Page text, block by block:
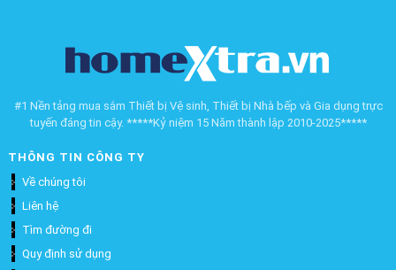
#1 Nền tảng mua sắm Thiết bị Vệ sinh, Thiết bị Nhà bếp và Gia dụng trực
tuyến đáng tin cậy. *****Kỷ niệm 15 Năm thành lập 2010-2025*****
THÔNG TIN CÔNG TY
Về chúng tôi
Liên hệ
Tìm đường đi
Quy định sử dụng